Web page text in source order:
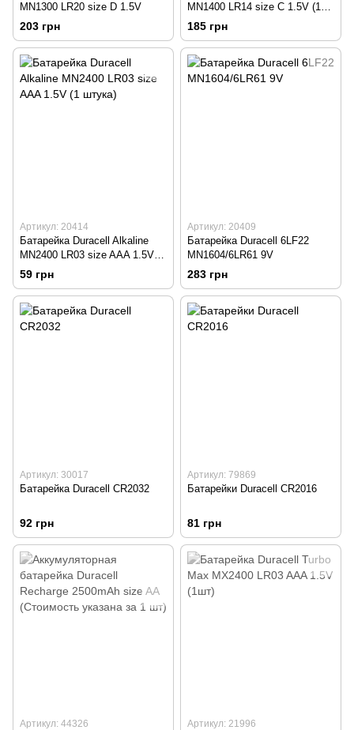
MN1300 LR20 size D 1.5V
203 грн
MN1400 LR14 size C 1.5V (1
штука)
185 грн
Артикул: 20414
Батарейка Duracell Alkaline
MN2400 LR03 size AAA 1.5V (1
штука)
59 грн
Артикул: 20409
Батарейка Duracell 6LF22
MN1604/6LR61 9V
283 грн
Артикул: 30017
Батарейка Duracell CR2032
92 грн
Артикул: 79869
Батарейки Duracell CR2016
81 грн
Артикул: 44326 Артикул: 21996